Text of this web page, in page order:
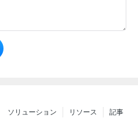
記事
リソース
ソリューション